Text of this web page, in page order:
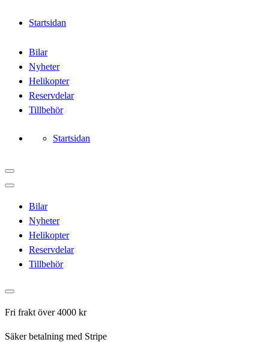
Startsidan
Bilar
Nyheter
Helikopter
Reservdelar
Tillbehör
Startsidan
Bilar
Nyheter
Helikopter
Reservdelar
Tillbehör
Fri frakt över 4000 kr
Säker betalning med Stripe